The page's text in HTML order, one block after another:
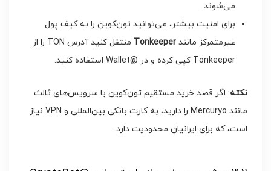
می‌شوند.
برای امنیت بیشتر، می‌توانید تون‌کوین را به کیف پول
غیرمتمرکز مانند Tonkeeper
منتقل کنید آدرس TON را از
Tonkeeper کپی کرده و در @Wallet استفاده کنید.
نکته: اگر قصد خرید مستقیم تون‌کوین با سرویس‌های ثالث
مانند Mercuryo را دارید، به کارت بانکی بین‌المللی و VPN نیاز
است، که برای ایرانیان محدودیت دارد.